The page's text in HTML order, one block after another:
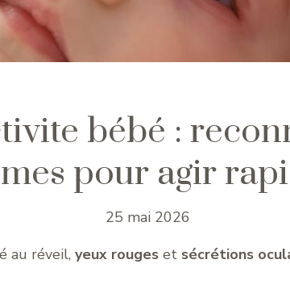
bébé :
pour agir
25 mai 2026
au réveil, yeux rouges et sécrétions